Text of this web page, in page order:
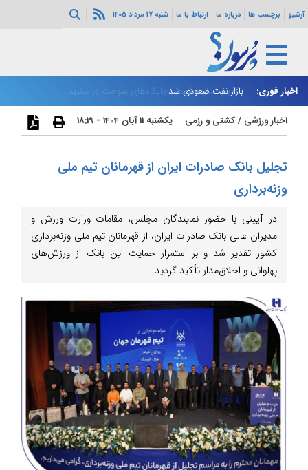
آرشیو برچسب ها درباره ما ارتباط با ما شنبه 17 مرداد 1405
اخبار فوری: بازار نفت صعودی شد
اخبار ورزشی /کشتی و رزمی یکشنبه 11 آبان 1404 - 18:19
تجلیل بانک صادرات ایران از قهرمانان تیم ملی
وزنه‌برداری
در آیینی با حضور نمایندگان مجلس، مقامات وزارت ورزش و
مدیران عالی بانک صادرات ایران، از قهرمانان تیم ملی وزنه‌برداری
کشور تقدیر شد و بر استمرار حمایت این بانک از ورزش‌های
پهلوانی و اخلاق‌مدار تأکید گردید.